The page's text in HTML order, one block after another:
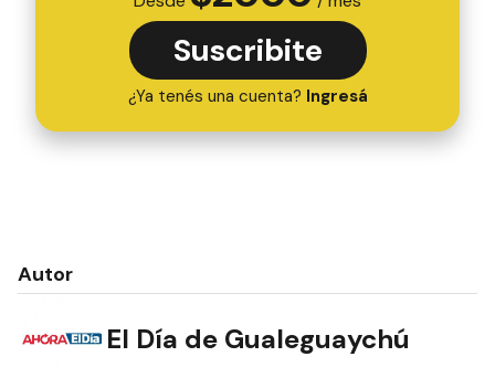
Suscribite
¿Ya tenés una cuenta? Ingresá
Autor
El Día de Gualeguaychú